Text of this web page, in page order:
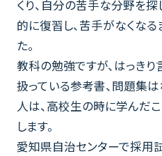
くり、自分の苦手な分野を探
的に復習し、苦手がなくな
た。
教科の勉強ですが、はっきり
扱っている参考書、問題集
人は、高校生の時に学んだ
します。
愛知県自治センターで採用